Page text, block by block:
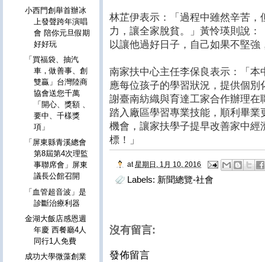
林芷伊表示：「過程中雖然辛苦
力，讓全家脫貧。」黃怜瑛則說
以讓他過好日子，自己如果不堅
南家扶中心主任李保良表示：「
應每位孩子的學習狀況，提供個
謝臺南紡織與育達工家合作辦理
踏入廠區學習專業技能，順利畢
機會，讓家扶學子提早改善家中
標！」
at 星期日, 1月 10, 2016
Labels: 新聞總覽-社會
沒有留言:
發佈留言
小西門創舉首辦冰
上發聲跨年演唱
會 陪你元旦假期
好好玩
「買福袋、抽汽
車，做善事、創
雙贏」台灣陸商
協會送您千萬
「開心、獎額 、
要中、千樣獎
項」
「屏東縣青溪總會
第8屆第4次理監
事聯席會」屏東
議長公館召開
「血管超音波」是
診斷治療利器
金湖大飯店感恩週
年慶 西餐廳4人
同行1人免費
成功大學微藻創業